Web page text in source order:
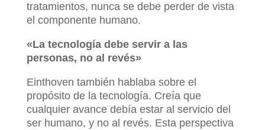
tratamientos, nunca se debe perder de vista
el componente humano.
«La tecnología debe servir a las
personas, no al revés»
Einthoven también hablaba sobre el
propósito de la tecnología. Creía que
cualquier avance debía estar al servicio del
ser humano, y no al revés. Esta perspectiva